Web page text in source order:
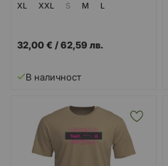
XL XXL S M L
32,00 € /62,59 лв.
В наличност